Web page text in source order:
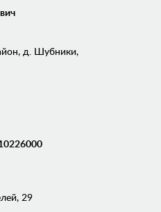
д. Шубники,
29